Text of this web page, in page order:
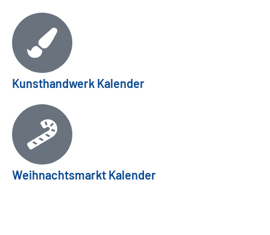
Kunsthandwerk Kalender
Weihnachtsmarkt Kalender